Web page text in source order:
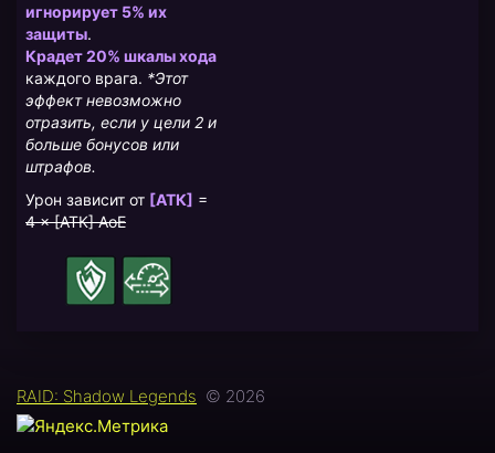
игнорирует 5% их
защиты.
Крадет 20% шкалы хода
каждого врага. *Этот
эффект невозможно
отразить, если у цели 2 и
больше бонусов или
штрафов.
Урон зависит от [АТК] =
4 × [АТК] AoE
RAID: Shadow Legends © 2026